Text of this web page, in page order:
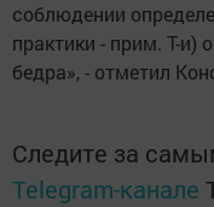
соблюдении
практики - прим. Т-и)
бедра», - отметил
Следите за
Telegram-канале